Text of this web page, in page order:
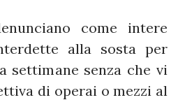
come intere
alla sosta per
settimane senza che vi
di operai o mezzi al